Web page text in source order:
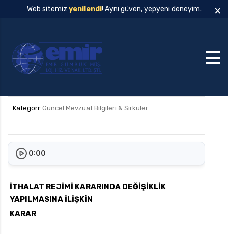
Web sitemiz yenilendi! Aynı güven, yepyeni deneyim. ×
Kategori: Güncel Mevzuat Bilgileri & Sirküler
0:00
İTHALAT REJİMİ KARARINDA DEĞİŞİKLİK
YAPILMASINA İLİŞKİN
KARAR